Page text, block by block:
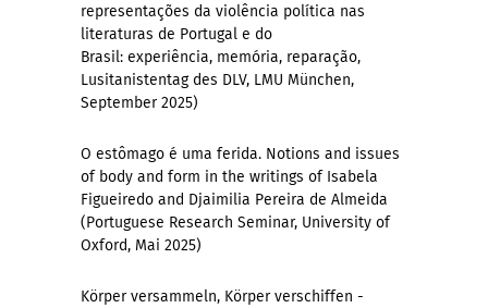
representações da violência política nas
literaturas de Portugal e do
Brasil: experiência, memória, reparação,
Lusitanistentag des DLV, LMU München,
September 2025)
O estômago é uma ferida. Notions and issues
of body and form in the writings of Isabela
Figueiredo and Djaimilia Pereira de Almeida
(Portuguese Research Seminar, University of
Oxford, Mai 2025)
Körper versammeln, Körper verschiffen -